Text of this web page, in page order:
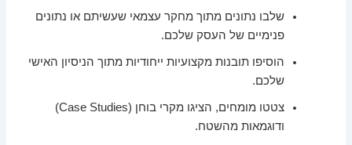
שלבו נתונים מתוך מחקר עצמאי שעשיתם או נתונים
פנימיים של העסק שלכם.
הוסיפו תובנות מקצועיות ייחודיות מתוך הניסיון האישי
שלכם.
צטטו מומחים, הציגו מקרי בוחן (Case Studies)
ודוגמאות מהשטח.